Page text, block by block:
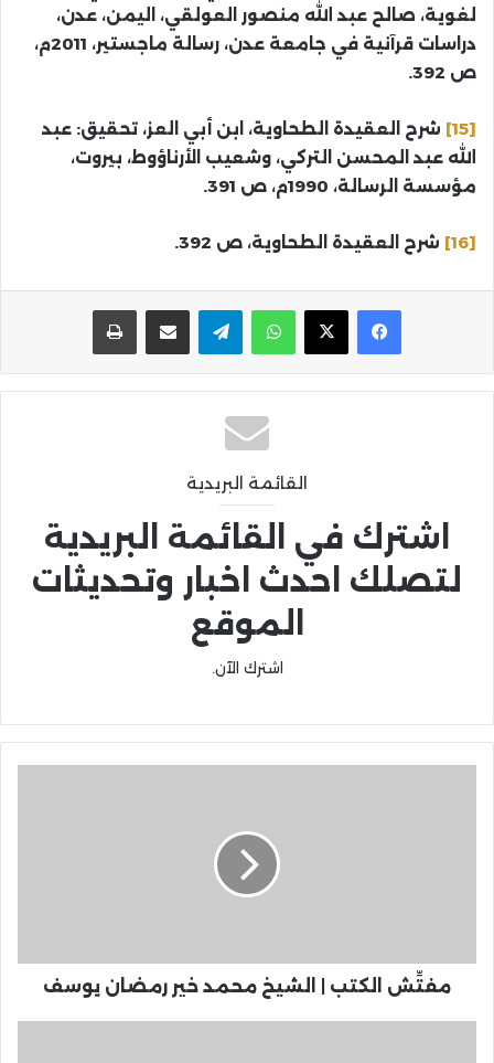
لغوية، صالح عبد الله منصور العولقي، اليمن، عدن،
دراسات قرآنية في جامعة عدن، رسالة ماجستير، 2011م،
ص 392.
[15]
شرح العقيدة الطحاوية، ابن أبي العز، تحقيق: عبد
الله عبد المحسن التركي، وشعيب الأرناؤوط، بيروت،
مؤسسة الرسالة، 1990م، ص 391.
[16] شرح العقيدة الطحاوية، ص 392.
واتساب تيلقرام مشاركة عبر البريد
القائمة البريدية
اشترك في القائمة البريدية
لتصلك احدث اخبار وتحديثات
الموقع
اشترك الآن.
مفتِّش الكتب | الشيخ محمد خير رمضان يوسف